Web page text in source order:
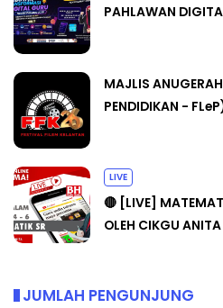
PAHLAWAN
MAJLIS
PENDIDIKAN -
LIVE
🔴 [LIVE]
OLEH CIKGU
JUMLAH PENGUNJUNG